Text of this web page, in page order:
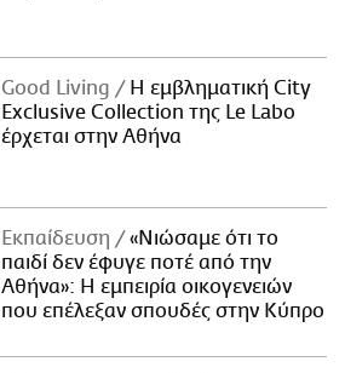
Good Living
Η εμβληματική City
Exclusive Collection της Le Labo
έρχεται στην Αθήνα
Εκπαίδευση
«Νιώσαμε ότι το
παιδί δεν έφυγε ποτέ από την
Αθήνα»: Η εμπειρία οικογενειών
που επέλεξαν σπουδές στην Κύπρο